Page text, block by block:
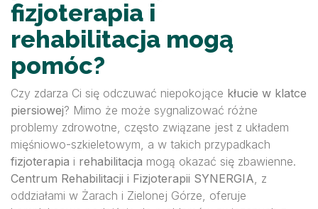
fizjoterapia i
rehabilitacja mogą
pomóc?
Czy zdarza Ci się odczuwać niepokojące kłucie w klatce
piersiowej? Mimo że może sygnalizować różne
problemy zdrowotne, często związane jest z układem
mięśniowo-szkieletowym, a w takich przypadkach
fizjoterapia i rehabilitacja mogą okazać się zbawienne.
Centrum Rehabilitacji i Fizjoterapii SYNERGIA, z
oddziałami w Żarach i Zielonej Górze, oferuje